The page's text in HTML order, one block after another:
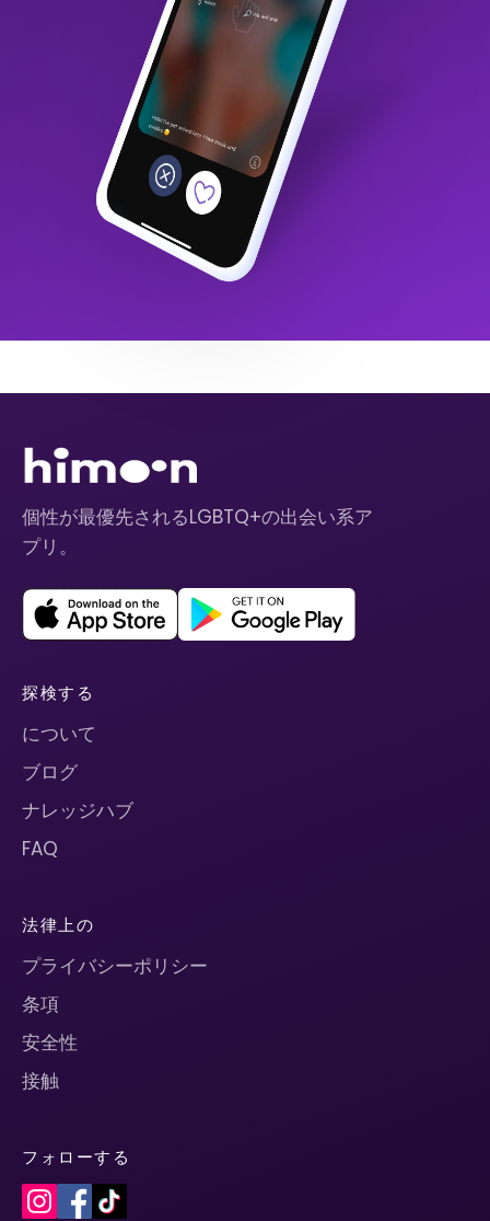
個性が最優先されるLGBTQ+の出会い系ア
プリ。
探検する
について
ブログ
ナレッジハブ
FAQ
法律上の
プライバシーポリシー
条項
安全性
接触
フォローする